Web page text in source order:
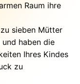
Raum ihre
sieben Mütter
haben die
Ihres Kindes
zu